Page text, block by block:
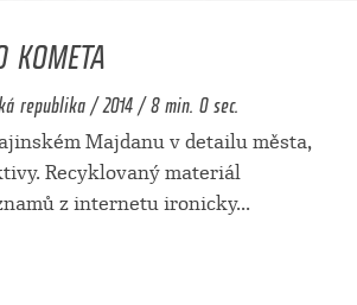
KOMETA
republika / 2014 / 8 min. 0 sec.
Majdanu v detailu města,
Recyklovaný materiál
z internetu ironicky...